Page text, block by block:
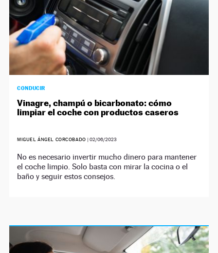
CONDUCIR
Vinagre, champú o bicarbonato: cómo
limpiar el coche con productos caseros
MIGUEL ÁNGEL CORCOBADO |02/06/2023
No es necesario invertir mucho dinero para mantener
el coche limpio. Solo basta con mirar la cocina o el
baño y seguir estos consejos.